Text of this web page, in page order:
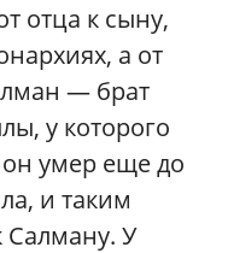
отца к сыну,
а от
— брат
у которого
умер еще до
и таким
Салману. У